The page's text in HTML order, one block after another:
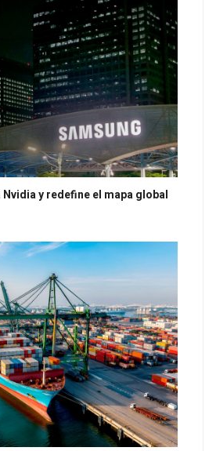
y redefine el mapa global